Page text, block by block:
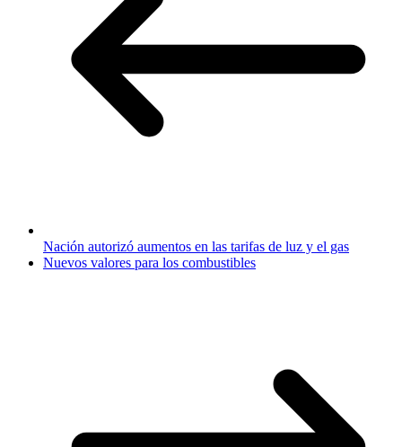
Nación autorizó aumentos en las tarifas de luz y el gas
Nuevos valores para los combustibles